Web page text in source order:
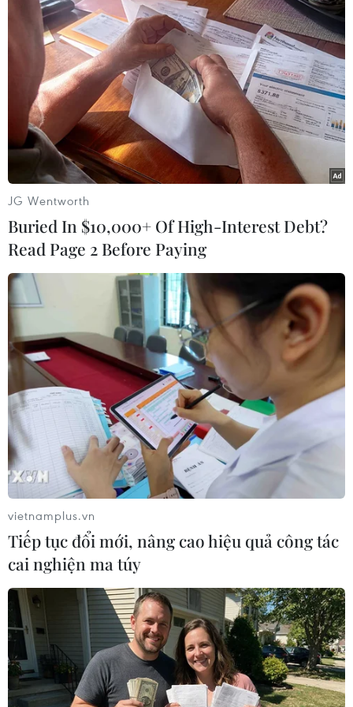
TIN LIÊN QUAN
Malaysia và Singapore thành lập Đặc khu
kinh tế Johor-Singapore
11/01/2024 04:41
Đặc khu kinh tế Johor-Singapore dự kiến sẽ thúc đẩy
hơn nữa trao đổi thương mại giữa Johor và Singapore
và được kỳ vọng có thể phát triển mạnh mẽ như thành
phố Thâm Quyến của Trung Quốc.
JG Wentworth
Buried In $10,000+ Of High-Interest Debt?
Read Page 2 Before Paying
vietnamplus.vn
Tiếp tục đổi mới, nâng cao hiệu quả công tác
cai nghiện ma túy